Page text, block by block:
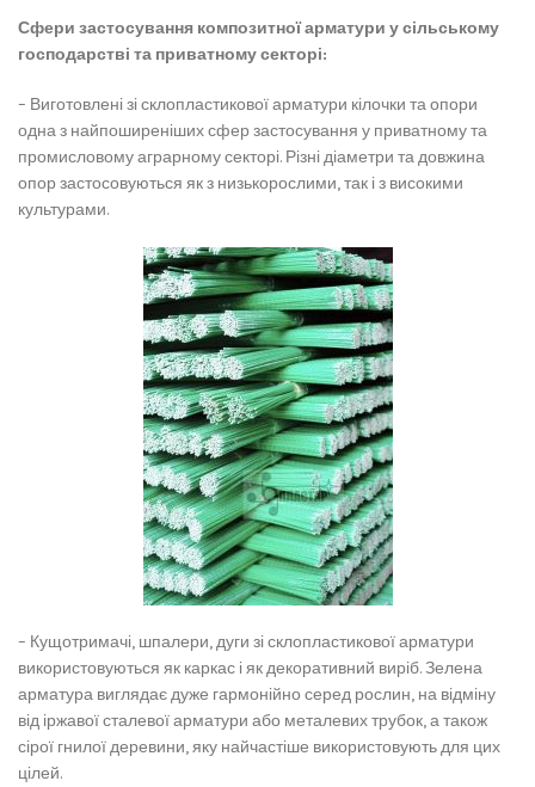
Сфери застосування композитної арматури у сільському
господарстві та приватному секторі:
– Виготовлені зі склопластикової арматури кілочки та опори
одна з найпоширеніших сфер застосування у приватному та
промисловому аграрному секторі. Різні діаметри та довжина
опор застосовуються як з низькорослими, так і з високими
культурами.
– Кущотримачі, шпалери, дуги зі склопластикової арматури
використовуються як каркас і як декоративний виріб. Зелена
арматура виглядає дуже гармонійно серед рослин, на відміну
від іржавої сталевої арматури або металевих трубок, а також
сірої гнилої деревини, яку найчастіше використовують для цих
цілей.